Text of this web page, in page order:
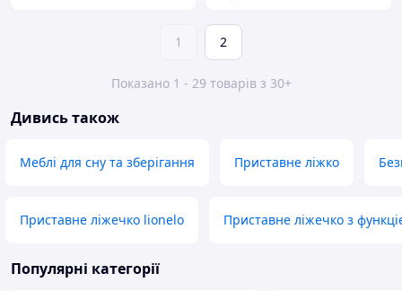
1 2
Показано 1 - 29 товарів з 30+
Дивись також
Меблі для сну та зберігання Приставне ліжко
Приставне ліжечко lionelo Приставне ліжечко з
Популярні категорії